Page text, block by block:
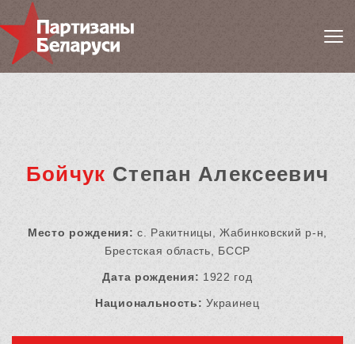
Бойчук Степан Алексеевич
Место рождения: с. Ракитницы, Жабинковский р-н,
Брестская область, БССР
Дата рождения: 1922 год
Национальность: Украинец